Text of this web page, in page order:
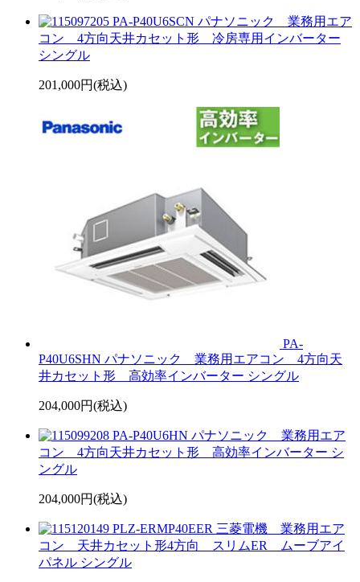
PA-P40U6SCN パナソニック 業務用エア
コン 4方向天井カセット形 冷房専用インバーター
シングル
201,000円(税込)
PA-
P40U6SHN パナソニック 業務用エアコン 4方向天
井カセット形 高効率インバーター シングル
204,000円(税込)
PA-P40U6HN パナソニック 業務用エア
コン 4方向天井カセット形 高効率インバーター シ
ングル
204,000円(税込)
PLZ-ERMP40EER 三菱電機 業務用エア
コン 天井カセット形4方向 スリムER ムーブアイ
パネル シングル